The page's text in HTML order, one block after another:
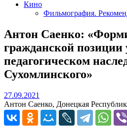
Кино
Фильмография.
Антон Саенко:
гражданской позиции
педагогическом
Сухомлинского»
27.09.2021
Антон Саенко, Донецкая